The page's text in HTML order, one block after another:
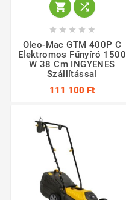
 
    
Oleo-Mac GTM 400P C
Elektromos Fűnyíró 1500
W 38 Cm INGYENES
Szállítással
111 100 Ft